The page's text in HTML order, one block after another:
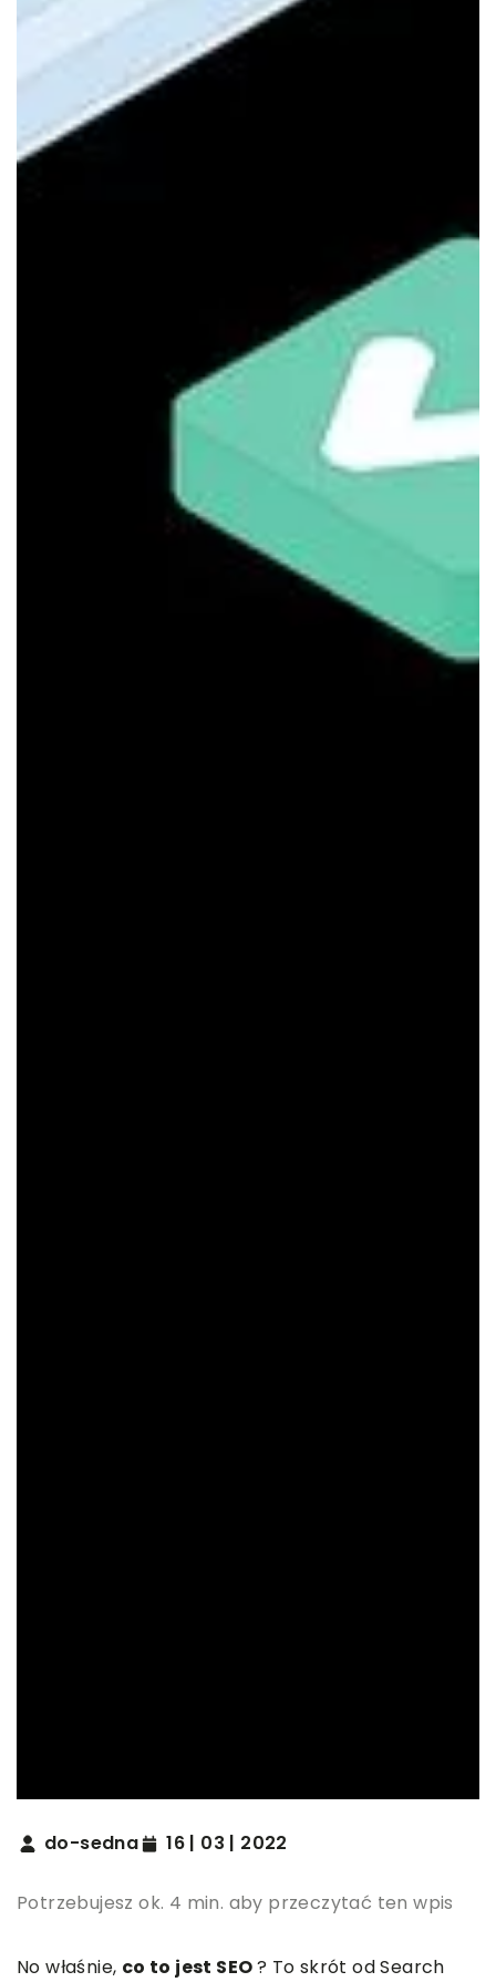
do-sedna 16 | 03 | 2022
Potrzebujesz ok. 4 min. aby przeczytać ten wpis
No właśnie, co to jest SEO? To skrót od Search